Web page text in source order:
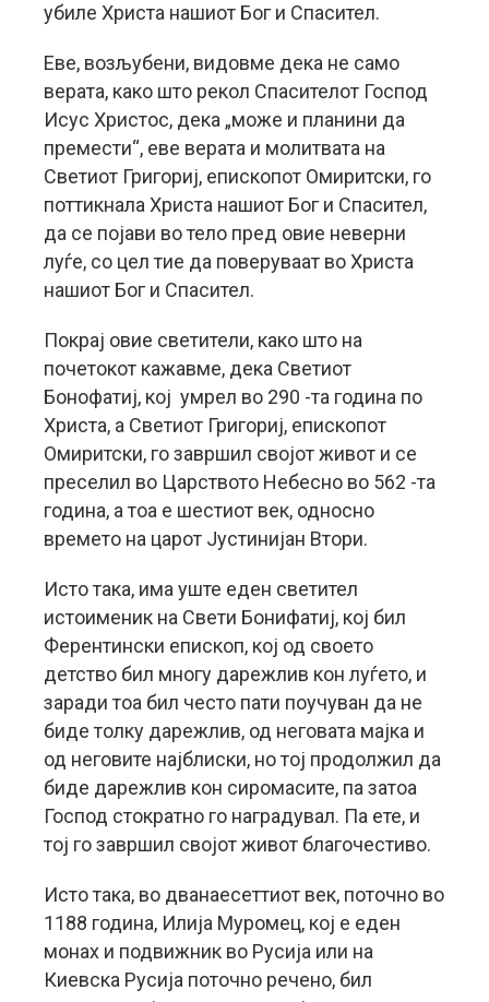
убиле Христа нашиот Бог и Спасител.
Еве, возљубени, видовме дека не само
верата, како што рекол Спасителот Господ
Исус Христос, дека „може и планини да
премести“, еве верата и молитвата на
Светиот Григориј, епископот Омиритски, го
поттикнала Христа нашиот Бог и Спасител,
да се појави во тело пред овие неверни
луѓе, со цел тие да поверуваат во Христа
нашиот Бог и Спасител.
Покрај овие светители, како што на
почетокот кажавме, дека Светиот
Бонофатиј, кој умрел во 290 -та година по
Христа, а Светиот Григориј, епископот
Омиритски, го завршил својот живот и се
преселил во Царството Небесно во 562 -та
година, а тоа е шестиот век, односно
времето на царот Јустинијан Втори.
Исто така, има уште еден светител
истоименик на Свети Бонифатиј, кој бил
Ферентински епископ, кој од своето
детство бил многу дарежлив кон луѓето, и
заради тоа бил често пати поучуван да не
биде толку дарежлив, од неговата мајка и
од неговите најблиски, но тој продолжил да
биде дарежлив кон сиромасите, па затоа
Господ стократно го наградувал. Па ете, и
тој го завршил својот живот благочестиво.
Исто така, во дванаесеттиот век, поточно во
1188 година, Илија Муромец, кој е еден
монах и подвижник во Русија или на
Киевска Русија поточно речено, бил